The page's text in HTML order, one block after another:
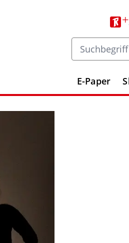
+
E-Paper